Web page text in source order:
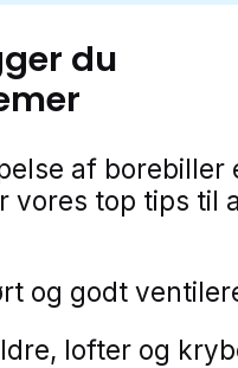
du
af borebiller
vores top tips til
og godt
lofter og